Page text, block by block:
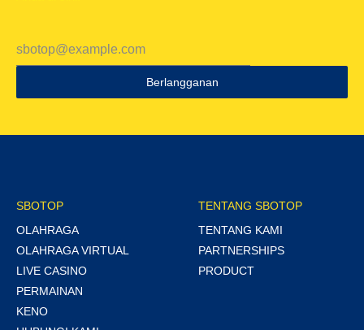
Berlangganan
SBOTOP
OLAHRAGA
OLAHRAGA VIRTUAL
LIVE CASINO
PERMAINAN
KENO
TENTANG SBOTOP
TENTANG KAMI
PARTNERSHIPS
PRODUCT